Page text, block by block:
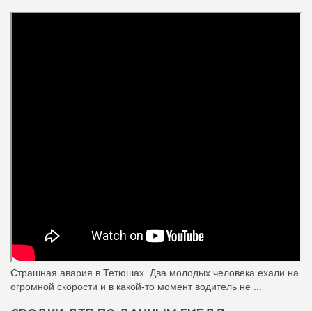
Страшная авария в Тетюшах. Два молодых человека ехали на
огромной скорости и в какой-то момент водитель не ...